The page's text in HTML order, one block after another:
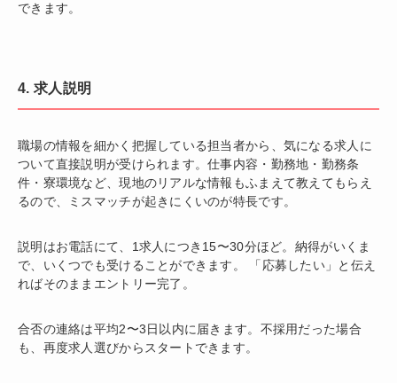
できます。
4. 求人説明
職場の情報を細かく把握している担当者から、気になる求人に
ついて直接説明が受けられます。仕事内容・勤務地・勤務条
件・寮環境など、現地のリアルな情報もふまえて教えてもらえ
るので、ミスマッチが起きにくいのが特長です。
説明はお電話にて、1求人につき15〜30分ほど。納得がいくま
で、いくつでも受けることができます。 「応募したい」と伝え
ればそのままエントリー完了。
合否の連絡は平均2〜3日以内に届きます。不採用だった場合
も、再度求人選びからスタートできます。